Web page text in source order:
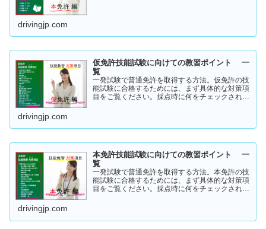
drivingjp.com
仮免許技能試験に向けての教習ポイント 一
覧
一発試験で普通免許を取得する方法。仮免許の技
能試験に合格するためには、まず具体的な対策項
目をご覧ください。採点時に何をチェックされる
drivingjp.com
本免許技能試験に向けての教習ポイント 一
覧
一発試験で普通免許を取得する方法。本免許の技
能試験に合格するためには、まず具体的な対策項
目をご覧ください。採点時に何をチェックされる
drivingjp.com